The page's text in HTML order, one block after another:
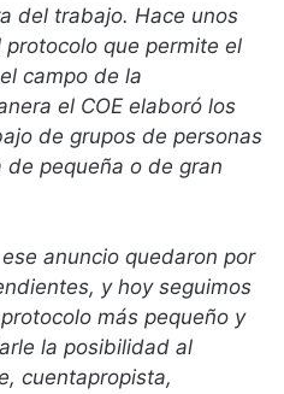
del trabajo. Hace unos
que permite el
campo de la
el COE elaboró los
de grupos de personas
pequeña o de gran
ese anuncio quedaron por
y hoy seguimos
más pequeño y
la posibilidad al
cuentapropista,